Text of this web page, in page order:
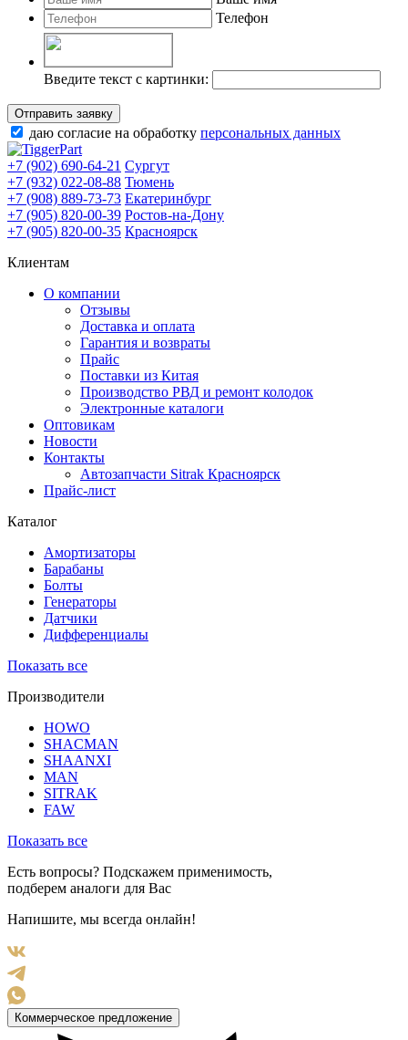
Телефон
Введите текст с картинки:
Отправить заявку
даю согласие на обработку персональных данных
+7 (902) 690-64-21 Сургут
+7 (932) 022-08-88 Тюмень
+7 (908) 889-73-73 Екатеринбург
+7 (905) 820-00-39 Ростов-на-Дону
+7 (905) 820-00-35 Красноярск
Клиентам
О компании
Отзывы
Доставка и оплата
Гарантия и возвраты
Прайс
Поставки из Китая
Производство РВД и ремонт колодок
Электронные каталоги
Оптовикам
Новости
Контакты
Автозапчасти Sitrak Красноярск
Прайс-лист
Каталог
Амортизаторы
Барабаны
Болты
Генераторы
Датчики
Дифференциалы
Показать все
Производители
HOWO
SHACMAN
SHAANXI
MAN
SITRAK
FAW
Показать все
Есть вопросы? Подскажем применимость,
подберем аналоги для Вас
Напишите, мы всегда онлайн!
Коммерческое предложение